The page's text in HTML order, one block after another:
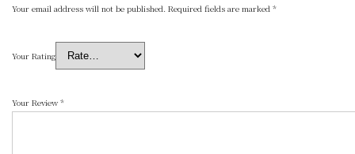
Your email address will not be published. Required fields are marked *
Your Rating
Your Review *